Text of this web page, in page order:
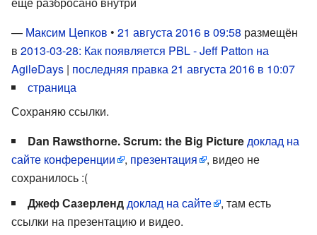
— Максим Цепков • 21 августа 2016 в 09:58 размещён
в 2013-03-28: Как появляется PBL - Jeff Patton на
AgileDays | последняя правка 21 августа 2016 в 10:07
страница
Сохраняю ссылки.
Dan Rawsthorne. Scrum: the Big Pictureдоклад на
сайте конференции
, презентация
, видео не
сохранилось :(
Джеф Сазерленддоклад на сайте
, там есть
ссылки на презентацию и видео.